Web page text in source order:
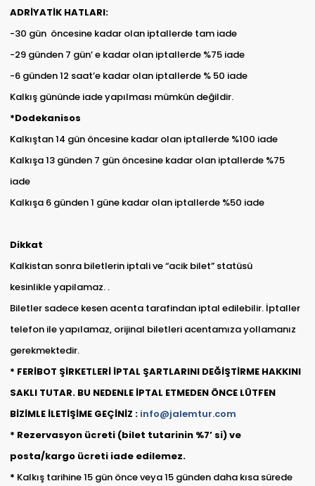
ADRİYATİK HATLARI:
-30 gün öncesine kadar olan iptallerde tam iade
-29 günden 7 gün’ e kadar olan iptallerde %75 iade
-6 günden 12 saat’e kadar olan iptallerde % 50 iade
Kalkış gününde iade yapılması mümkün değildir.
*Dodekanisos
Kalkıştan 14 gün öncesine kadar olan iptallerde %100 iade
Kalkışa 13 günden 7 gün öncesine kadar olan iptallerde %75
iade
Kalkışa 6 günden 1 güne kadar olan iptallerde %50 iade
Dikkat
Kalkistan sonra biletlerin iptali ve “acik bilet” statüsü
kesinlikle yapilamaz. .
Biletler sadece kesen acenta tarafindan iptal edilebilir. İptaller
telefon ile yapılamaz, orijinal biletleri acentamıza yollamanız
gerekmektedir.
* FERİBOT ŞİRKETLERİ İPTAL ŞARTLARINI DEĞİŞTİRME HAKKINI
SAKLI TUTAR. BU NEDENLE İPTAL ETMEDEN ÖNCE LÜTFEN
BİZİMLE İLETİŞİME GEÇİNİZ : info@jalemtur.com
* Rezervasyon ücreti (bilet tutarinin %7’ si) ve
posta/kargo ücreti iade edilemez.
* Kalkış tarihine 15 gün önce veya 15 günden daha kısa sürede